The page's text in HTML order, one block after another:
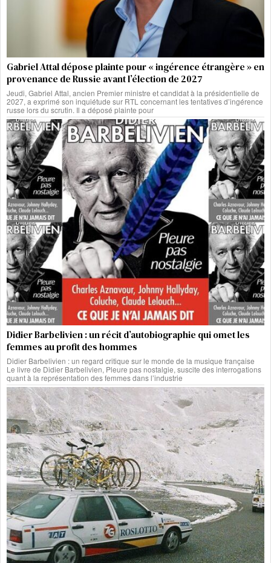
Gabriel Attal dépose plainte pour « ingérence étrangère » en
provenance de Russie avant l’élection de 2027
Jeudi, Gabriel Attal, ancien Premier ministre et candidat à la présidentielle de
2027, a exprimé son inquiétude sur RTL concernant les tentatives d’ingérence
russe lors du scrutin. Il a déposé plainte pour
Didier Barbelivien : un récit d’autobiographie qui omet les
femmes au profit des hommes
Didier Barbelivien : un regard critique sur le monde de la musique française
Le livre de Didier Barbelivien, Pleure pas nostalgie, suscite des interrogations
quant à la représentation des femmes dans l’industrie